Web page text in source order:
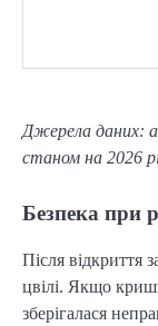
Джерела даних:
станом на 2026
Безпека при
Після відкриття
цвілі. Якщо
зберігалася